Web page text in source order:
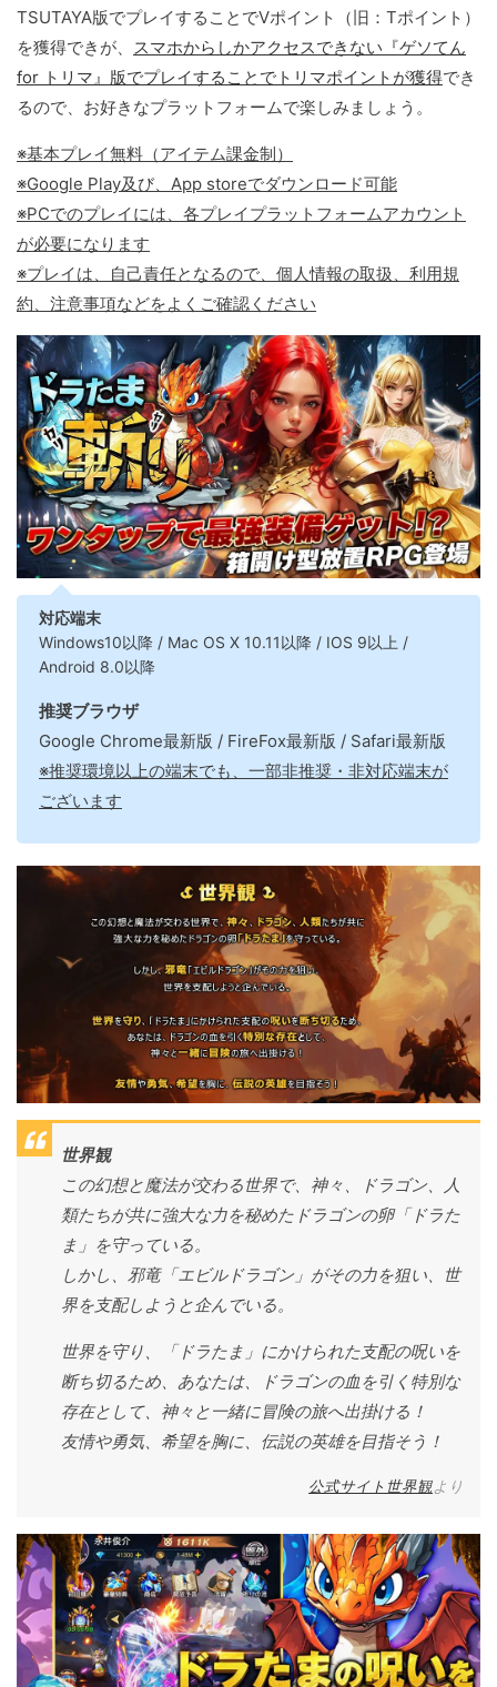
TSUTAYA版でプレイすることでVポイント（旧：Tポイント）
を獲得できが、 スマホからしかアクセスできない『ゲソてん
for トリマ』版でプレイすることでトリマポイントが獲得でき
るので、お好きなプラットフォームで楽しみましょう。
※基本プレイ無料（アイテム課金制）
※Google Play及び、App storeでダウンロード可能
※PCでのプレイには、各プレイプラットフォームアカウント
が必要になります
※プレイは、自己責任となるので、個人情報の取扱、利用規
約、注意事項などをよくご確認ください
対応端末
Windows10以降 / Mac OS X 10.11以降 / IOS 9以上 /
Android 8.0以降
推奨ブラウザ
Google Chrome最新版 / FireFox最新版 / Safari最新版
※推奨環境以上の端末でも、一部非推奨・非対応端末が
ございます
世界観
この幻想と魔法が交わる世界で、神々、ドラゴン、人
類たちが共に強大な力を秘めたドラゴンの卵「ドラた
ま」を守っている。
しかし、邪竜「エビルドラゴン」がその力を狙い、世
界を支配しようと企んでいる。
世界を守り、「ドラたま」にかけられた支配の呪いを
断ち切るため、あなたは、ドラゴンの血を引く特別な
存在として、神々と一緒に冒険の旅へ出掛ける！
友情や勇気、希望を胸に、伝説の英雄を目指そう！
公式サイト世界観より